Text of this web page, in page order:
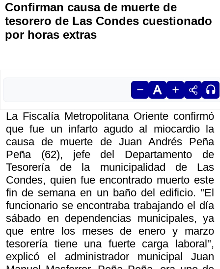
Confirman causa de muerte de
tesorero de Las Condes cuestionado
por horas extras
La Fiscalía Metropolitana Oriente confirmó
que fue un infarto agudo al miocardio la
causa de muerte de Juan Andrés Peña
Peña (62), jefe del Departamento de
Tesorería de la municipalidad de Las
Condes, quien fue encontrado muerto este
fin de semana en un baño del edificio. "El
funcionario se encontraba trabajando el día
sábado en dependencias municipales, ya
que entre los meses de enero y marzo
tesorería tiene una fuerte carga laboral",
explicó el administrador municipal Juan